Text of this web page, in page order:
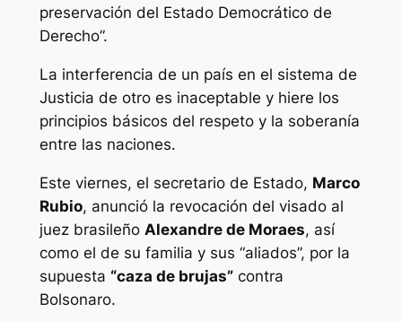
preservación del Estado Democrático de
Derecho”.
La interferencia de un país en el sistema de
Justicia de otro es inaceptable y hiere los
principios básicos del respeto y la soberanía
entre las naciones.
Este viernes, el secretario de Estado, Marco
Rubio, anunció la revocación del visado al
juez brasileño Alexandre de Moraes, así
como el de su familia y sus “aliados”, por la
supuesta “caza de brujas”contra
Bolsonaro.